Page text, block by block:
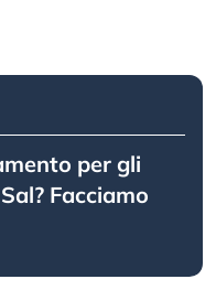
per gli
Facciamo